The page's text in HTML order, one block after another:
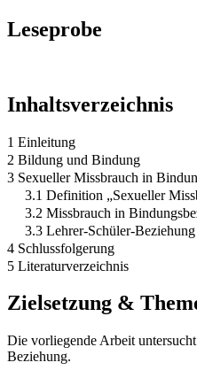
Leseprobe
Inhaltsverzeichnis
1 Einleitung
2 Bildung und Bindung
3 Sexueller Missbrauch in
3.1 Definition „Sexueller
3.2 Missbrauch in
3.3 Lehrer-Schüler-Beziehung
4 Schlussfolgerung
5 Literaturverzeichnis
Zielsetzung &
Die vorliegende Arbeit
Beziehung.